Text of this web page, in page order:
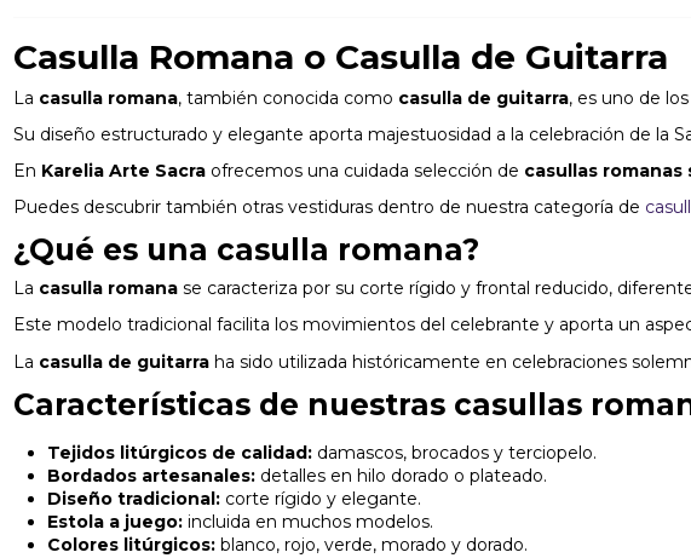
Casulla Romana o Casulla de Guitarra
La casulla romana, también conocida como casulla de guitarra, es uno de
Su diseño estructurado y elegante aporta majestuosidad a la celebración de la
En Karelia Arte Sacraofrecemos una cuidada selección de casullas
Puedes descubrir también otras vestiduras dentro de nuestra categoría de
¿Qué es una casulla romana?
La casulla romanase caracteriza por su corte rígido y frontal reducido,
Este modelo tradicional facilita los movimientos del celebrante y aporta un
La casulla de guitarraha sido utilizada históricamente en celebraciones
Características de nuestras casullas
Tejidos litúrgicos de calidad:damascos, brocados y terciopelo.
Bordados artesanales:detalles en hilo dorado o plateado.
Diseño tradicional:corte rígido y elegante.
Estola a juego:incluida en muchos modelos.
Colores litúrgicos:blanco, rojo, verde, morado y dorado.